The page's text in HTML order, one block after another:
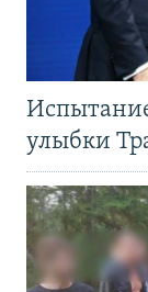
улыбки